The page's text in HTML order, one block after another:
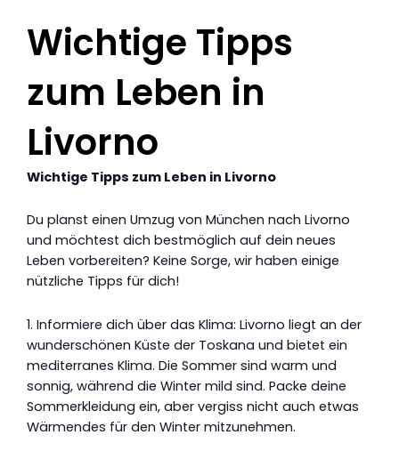
Wichtige Tipps
zum Leben in
Livorno
Wichtige Tipps zum Leben in Livorno
Du planst einen Umzug von München nach Livorno
und möchtest dich bestmöglich auf dein neues
Leben vorbereiten? Keine Sorge, wir haben einige
nützliche Tipps für dich!
1. Informiere dich über das Klima: Livorno liegt an der
wunderschönen Küste der Toskana und bietet ein
mediterranes Klima. Die Sommer sind warm und
sonnig, während die Winter mild sind. Packe deine
Sommerkleidung ein, aber vergiss nicht auch etwas
Wärmendes für den Winter mitzunehmen.